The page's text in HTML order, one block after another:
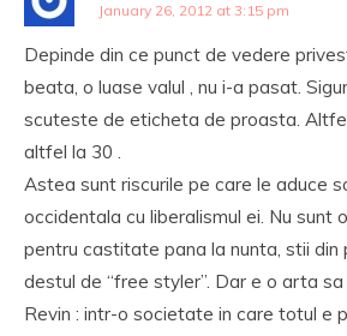
January 26, 2012 at 3:15 pm
Depinde din ce punct de vedere
beata, o luase valul , nu i-a pasat.
scuteste de eticheta de proasta.
altfel la 30 .
Astea sunt riscurile pe care le aduce
occidentala cu liberalismul ei. Nu sunt
pentru castitate pana la nunta, stii
destul de “free styler”. Dar e o arta
Revin : intr-o societate in care totul e